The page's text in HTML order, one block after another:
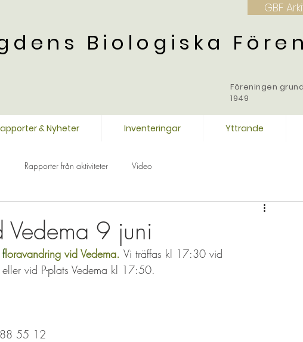
GBF
Biologiska
Föreningen
1949
& Nyheter Inventeringar Yttrande
Rapporter från aktiviteter Video
Vedema 9 juni
floravandring vid Vedema. Vi träffas kl 17:30 vid
eller vid P-plats Vedema kl 17:50.
55 12